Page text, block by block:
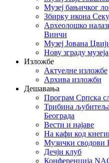
Музеј бањичког
Збирку икона
Археолошко
Винчи
Музеј Јована
Нову зграду музеја
Изложбе
Актуелне изложбе
Архива изложби
Дешавања
Програм Српска
Трибина
Београда
Beсти и најаве
На кафи код
Музички сводови
Дечји клуб
Конференција